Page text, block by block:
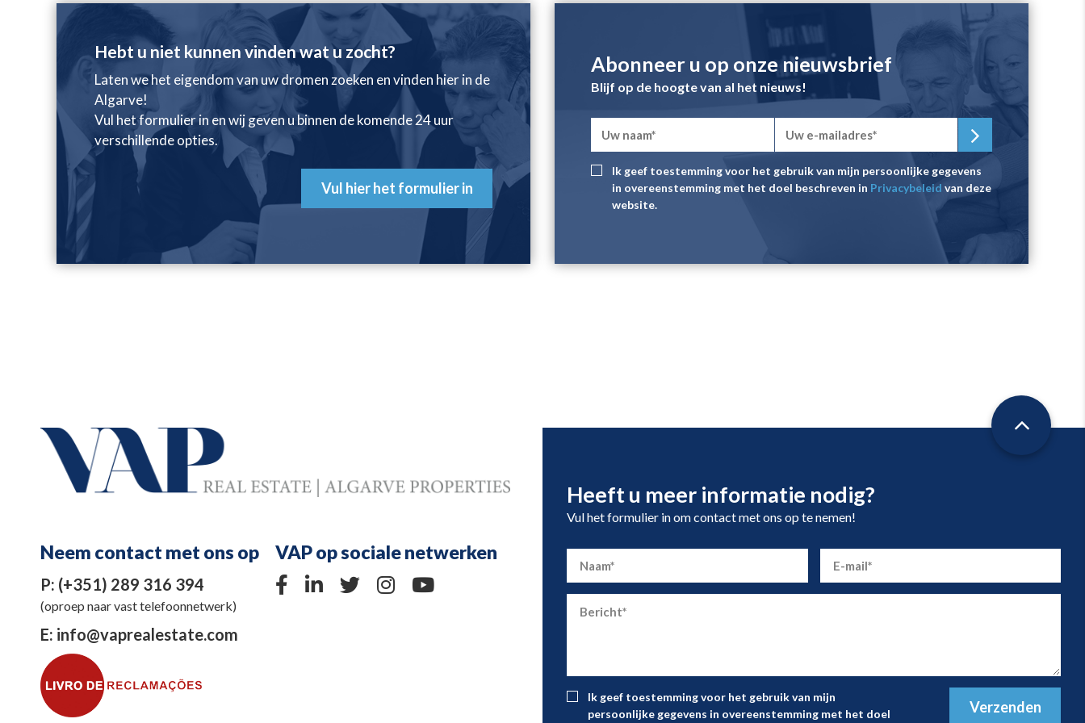
Hebt u niet kunnen vinden wat u zocht?
Laten we het eigendom van uw dromen zoeken en vinden hier in de
Algarve!
Vul het formulier in en wij geven u binnen de komende 24 uur
verschillende opties.
Vul hier het formulier in
Abonneer u op onze nieuwsbrief
Blijf op de hoogte van al het nieuws!
Ik geef toestemming voor het gebruik van mijn persoonlijke gegevens
in overeenstemming met het doel beschreven in Privacybeleid van deze
website.
Neem contact met ons op
P: (+351) 289 316 394
(oproep naar vast telefoonnetwerk)
E: info@vaprealestate.com
VAP op sociale netwerken
Heeft u meer informatie nodig?
Vul het formulier in om contact met ons op te nemen!
Ik geef toestemming voor het gebruik van mijn
persoonlijke gegevens in overeenstemming met het doel
Verzenden